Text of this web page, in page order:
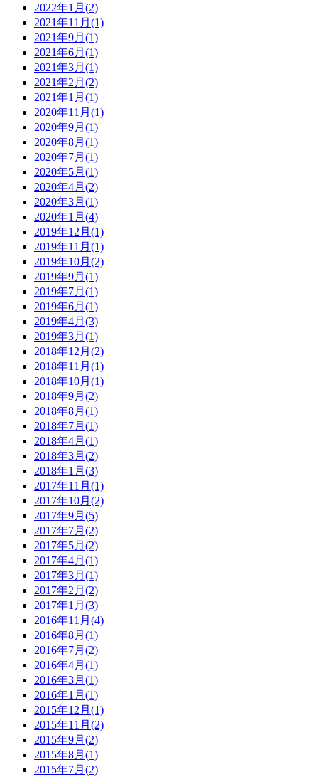
2022年1月(2)
2021年11月(1)
2021年9月(1)
2021年6月(1)
2021年3月(1)
2021年2月(2)
2021年1月(1)
2020年11月(1)
2020年9月(1)
2020年8月(1)
2020年7月(1)
2020年5月(1)
2020年4月(2)
2020年3月(1)
2020年1月(4)
2019年12月(1)
2019年11月(1)
2019年10月(2)
2019年9月(1)
2019年7月(1)
2019年6月(1)
2019年4月(3)
2019年3月(1)
2018年12月(2)
2018年11月(1)
2018年10月(1)
2018年9月(2)
2018年8月(1)
2018年7月(1)
2018年4月(1)
2018年3月(2)
2018年1月(3)
2017年11月(1)
2017年10月(2)
2017年9月(5)
2017年7月(2)
2017年5月(2)
2017年4月(1)
2017年3月(1)
2017年2月(2)
2017年1月(3)
2016年11月(4)
2016年8月(1)
2016年7月(2)
2016年4月(1)
2016年3月(1)
2016年1月(1)
2015年12月(1)
2015年11月(2)
2015年9月(2)
2015年8月(1)
2015年7月(2)